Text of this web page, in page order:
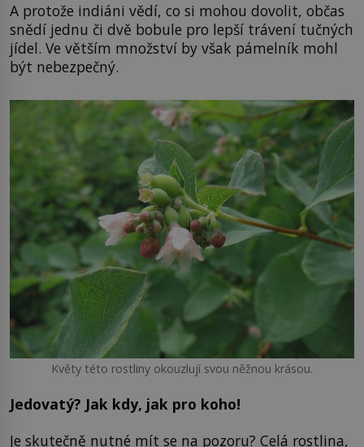
A protože indiáni vědí, co si mohou dovolit, občas
snědí jednu či dvě bobule pro lepší trávení tučných
jídel. Ve větším množství by však pámelník mohl
být nebezpečný.
Květy této rostliny okouzlují svou něžnou krásou.
Jedovatý? Jak kdy, jak pro koho!
Je skutečně nutné mít se na pozoru? Celá rostlina,